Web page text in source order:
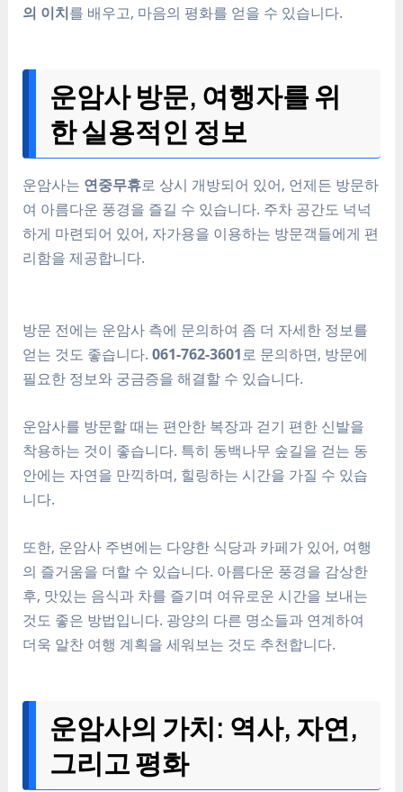
의 이치를 배우고, 마음의 평화를 얻을 수 있습니다.
운암사 방문, 여행자를 위
한 실용적인 정보
운암사는 연중무휴로 상시 개방되어 있어, 언제든 방문하
여 아름다운 풍경을 즐길 수 있습니다. 주차 공간도 넉넉
하게 마련되어 있어, 자가용을 이용하는 방문객들에게 편
리함을 제공합니다.
방문 전에는 운암사 측에 문의하여 좀 더 자세한 정보를
얻는 것도 좋습니다.061-762-3601로 문의하면, 방문에
필요한 정보와 궁금증을 해결할 수 있습니다.
운암사를 방문할 때는 편안한 복장과 걷기 편한 신발을
착용하는 것이 좋습니다. 특히 동백나무 숲길을 걷는 동
안에는 자연을 만끽하며, 힐링하는 시간을 가질 수 있습
니다.
또한, 운암사 주변에는 다양한 식당과 카페가 있어, 여행
의 즐거움을 더할 수 있습니다. 아름다운 풍경을 감상한
후, 맛있는 음식과 차를 즐기며 여유로운 시간을 보내는
것도 좋은 방법입니다. 광양의 다른 명소들과 연계하여
더욱 알찬 여행 계획을 세워보는 것도 추천합니다.
운암사의 가치: 역사, 자연,
그리고 평화